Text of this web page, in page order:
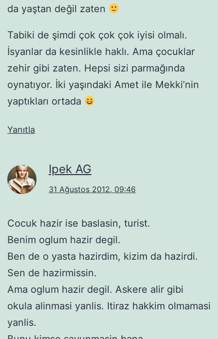
da yaştan değil zaten
Tabiki de şimdi çok çok çok iyisi olmalı.
İsyanlar da kesinlikle haklı. Ama çocuklar
zehir gibi zaten. Hepsi sizi parmağında
oynatıyor. İki yaşındaki Amet ile Mekki’nin
yaptıkları ortada
Yanıtla
Ipek AG
31 Ağustos 2012, 09:46
Cocuk hazir ise baslasin, turist.
Benim oglum hazir degil.
Ben de o yasta hazirdim, kizim da hazirdi.
Sen de hazirmissin.
Ama oglum hazir degil. Askere alir gibi
okula alinmasi yanlis. Itiraz hakkim olmamasi
yanlis.